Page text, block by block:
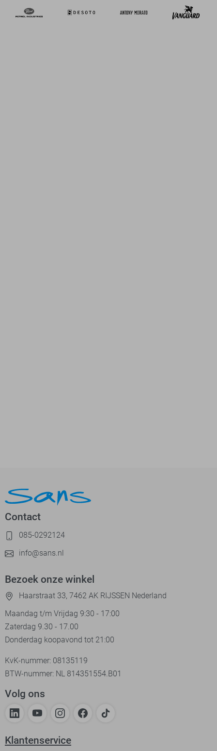
Contact
085-0292124
info@sans.nl
Bezoek onze winkel
Haarstraat 33, 7462 AK RIJSSEN Nederland
Maandag t/m Vrijdag 9:30 - 17:00
Zaterdag 9.30 - 17.00
Donderdag koopavond tot 21:00
KvK-nummer: 08135119
BTW-nummer: NL 814351554.B01
Volg ons
Klantenservice